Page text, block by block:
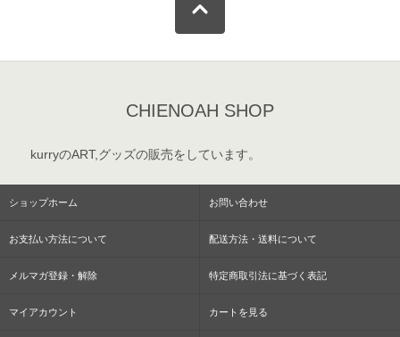
CHIENOAH SHOP
kurryのART,グッズの販売をしています。
ショップホーム お問い合わせ
お支払い方法について 配送方法・送料について
メルマガ登録・解除 特定商取引法に基づく表記
マイアカウント カートを見る